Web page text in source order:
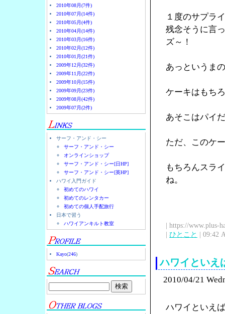
2010年08月(7件)
2010年07月(14件)
2010年05月(4件)
2010年04月(14件)
2010年03月(16件)
2010年02月(12件)
2010年01月(21件)
2009年12月(32件)
2009年11月(22件)
2009年10月(15件)
2009年09月(23件)
2009年08月(42件)
2009年07月(2件)
サーフ・アンド・シー
サーフ・アンド・シー
オンラインショップ
サーフ・アンド・シー[日HP]
サーフ・アンド・シー[英HP]
ハワイ入門ガイド
初めてのハワイ
初めてのレンタカー
初めての個人手配旅行
日本で習う
ハワイアンキルト教室
Kayo(246)
１度のサプラ
残念そうに言
ズ～！
あっというま
ケーキはもち
あそこはパイ
ただ、このケ
もちろんスラ
ね。
| https://www.plus-
| ひとこと | 09:42
ハワイといえ
2010/04/21
ハワイといえ